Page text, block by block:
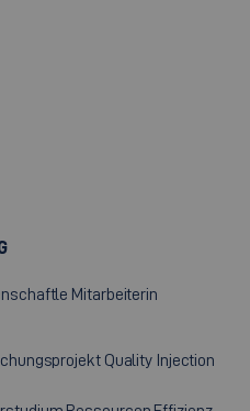
Mitarbeiterin
Quality Injection